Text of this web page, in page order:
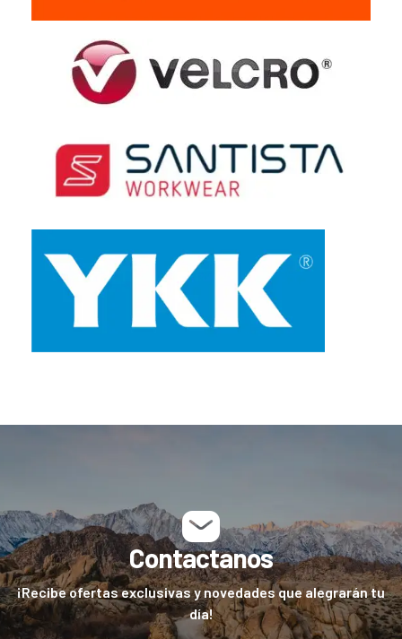
Contactanos
¡Recibe ofertas exclusivas y novedades que alegrarán tu
día!